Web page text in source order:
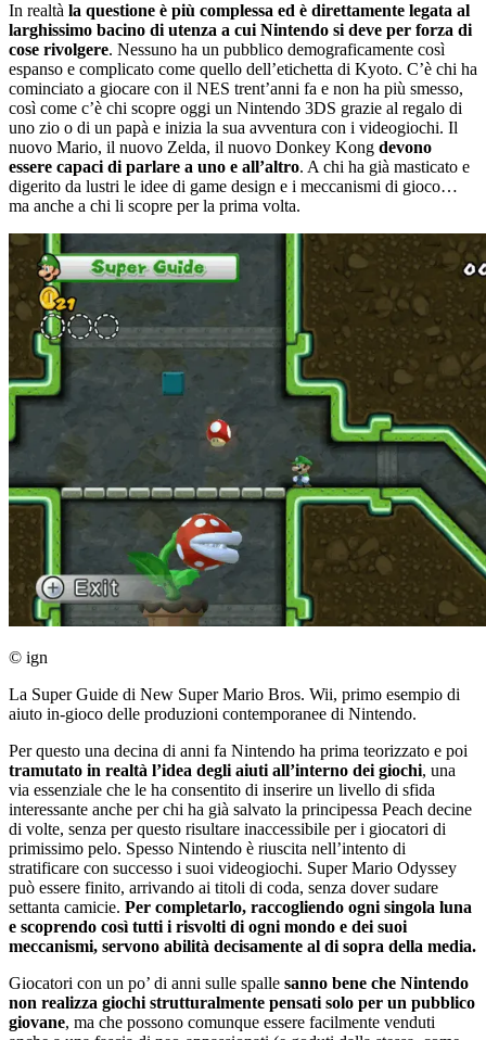
In realtà la questione è più complessa ed è direttamente legata al
larghissimo bacino di utenza a cui Nintendo si deve per forza di
cose rivolgere. Nessuno ha un pubblico demograficamente così
espanso e complicato come quello dell’etichetta di Kyoto. C’è chi ha
cominciato a giocare con il NES trent’anni fa e non ha più smesso,
così come c’è chi scopre oggi un Nintendo 3DS grazie al regalo di
uno zio o di un papà e inizia la sua avventura con i videogiochi. Il
nuovo Mario, il nuovo Zelda, il nuovo Donkey Kong devono
essere capaci di parlare a uno e all’altro. A chi ha già masticato e
digerito da lustri le idee di game design e i meccanismi di gioco…
ma anche a chi li scopre per la prima volta.
© ign
La Super Guide di New Super Mario Bros. Wii, primo esempio di
aiuto in-gioco delle produzioni contemporanee di Nintendo.
Per questo una decina di anni fa Nintendo ha prima teorizzato e poi
tramutato in realtà l’idea degli aiuti all’interno dei giochi, una
via essenziale che le ha consentito di inserire un livello di sfida
interessante anche per chi ha già salvato la principessa Peach decine
di volte, senza per questo risultare inaccessibile per i giocatori di
primissimo pelo. Spesso Nintendo è riuscita nell’intento di
stratificare con successo i suoi videogiochi. Super Mario Odyssey
può essere finito, arrivando ai titoli di coda, senza dover sudare
settanta camicie. Per completarlo, raccogliendo ogni singola luna
e scoprendo così tutti i risvolti di ogni mondo e dei suoi
meccanismi, servono abilità decisamente al di sopra della media.
Giocatori con un po’ di anni sulle spalle sanno bene che Nintendo
non realizza giochi strutturalmente pensati solo per un pubblico
giovane, ma che possono comunque essere facilmente venduti